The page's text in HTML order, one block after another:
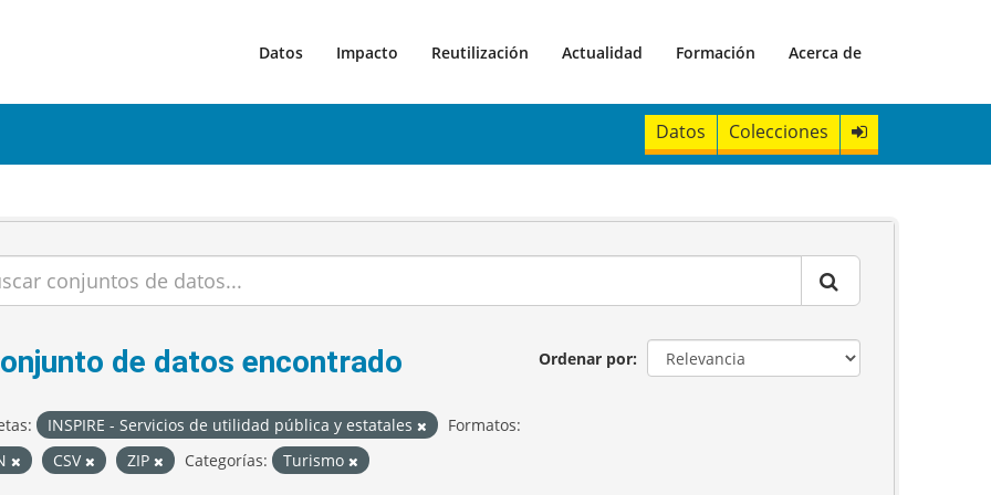
Datos Impacto Reutilización Actualidad Formación Acerca de
Datos Colecciones
Ordenar por
de datos encontrado
INSPIRE - Servicios de utilidad pública y estatales
Formatos:
CSV ZIP Categorías: Turismo